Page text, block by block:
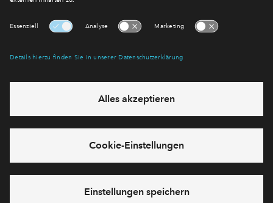
Abonnieren
für unsereDatenschutzerklärung
Formular: